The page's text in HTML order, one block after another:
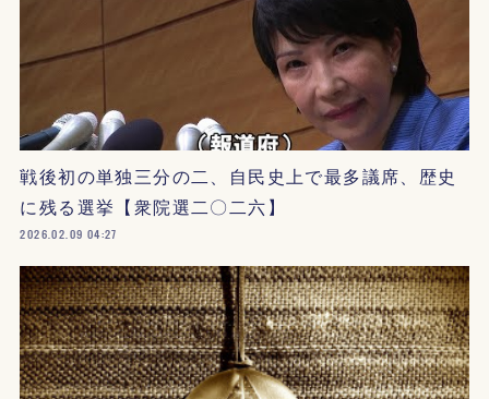
戦後初の単独三分の二、自民史上で最多議席、歴史
に残る選挙【衆院選二〇二六】
2026.02.09 04:27